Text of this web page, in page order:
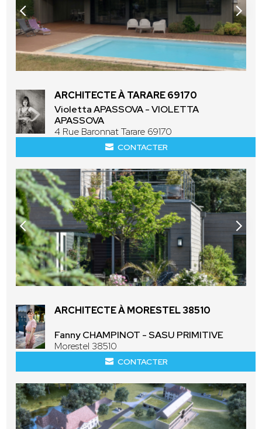
ARCHITECTE À TARARE 69170
Violetta APASSOVA - VIOLETTA
APASSOVA
4 Rue Baronnat Tarare 69170
CONTACTER
ARCHITECTE À MORESTEL 38510
Fanny CHAMPINOT - SASU PRIMITIVE
Morestel 38510
CONTACTER